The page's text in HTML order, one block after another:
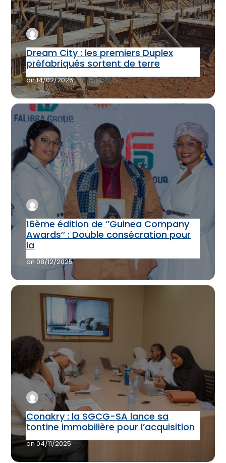
Dream City : les premiers Duplex
préfabriqués sortent de terre
on14/02/2026
16ème édition de ‘’Guinea Company
Awards’’ : Double consécration pour
la
on08/12/2025
Conakry : la SGCG-SA lance sa
tontine immobilière pour l’acquisition
on04/11/2025